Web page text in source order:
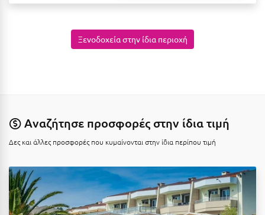
Κάρυστος
Κασσάνδρα
Καστοριά
Ξενοδοχεία στην ίδια περιοχή
Αναζήτησε προσφορές στην ίδια τιμή
Δες και άλλες προσφορές που κυμαίνονται στην ίδια περίπου τιμή